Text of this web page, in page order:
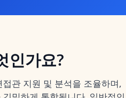
인가요?
관 지원 및 분석을 조율하며,